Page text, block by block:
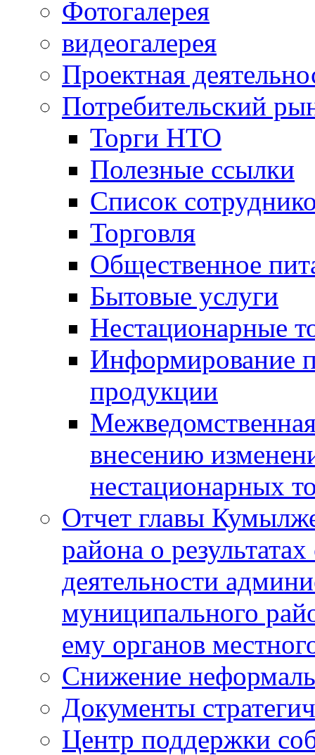
Фотогалерея
видеогалерея
Проектная
Потребительский
Торги НТО
Полезные ссылки
Список
Торговля
Общественное
Бытовые услуги
Нестационарные
Информирование
продукции
внесению
нестационарных
Отчет главы
района о
деятельности
муниципального
ему органов
Снижение
Документы
Центр поддержки